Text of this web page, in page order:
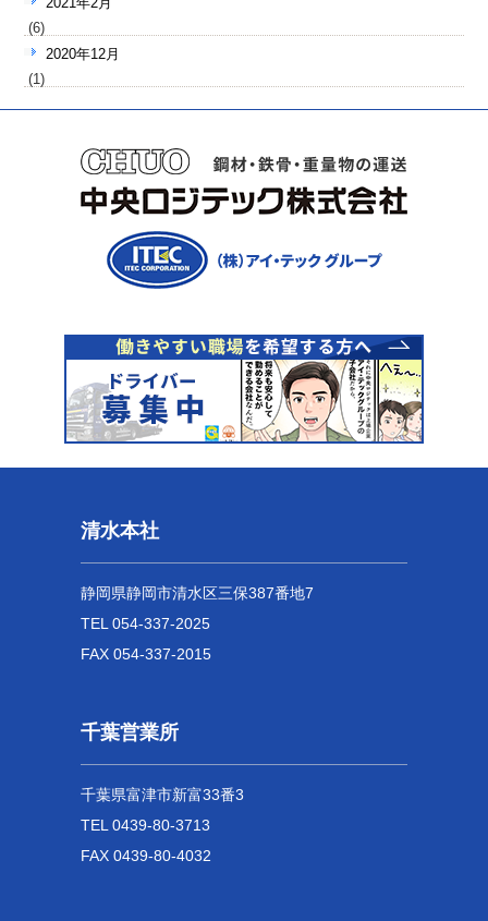
(6)
2020年12月
(1)
清水本社
静岡県静岡市清水区三保387番地7
TEL 054-337-2025
FAX 054-337-2015
千葉営業所
千葉県富津市新富33番3
TEL 0439-80-3713
FAX 0439-80-4032